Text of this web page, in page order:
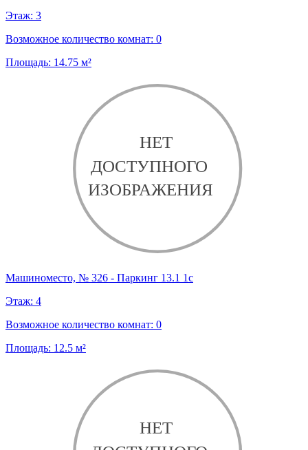
Этаж: 3
Возможное количество комнат: 0
Площадь: 14.75 м²
Машиноместо, № 326 - Паркинг 13.1 1с
Этаж: 4
Возможное количество комнат: 0
Площадь: 12.5 м²